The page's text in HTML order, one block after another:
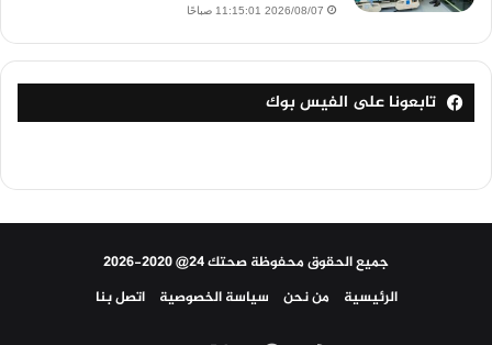
2026/08/07 11:15:01 صباحًا
تابعونا على الفيس بوك
جميع الحقوق محفوظة صحتك 24@ 2020-2026
الرئيسية
من نحن سياسة الخصوصية اتصل بنا